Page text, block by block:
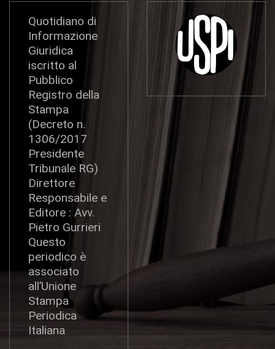
Quotidiano di
Informazione
Giuridica
iscritto al
Pubblico
Registro della
Stampa
(Decreto n.
1306/2017
Presidente
Tribunale RG)
Direttore
Responsabile e
Editore : Avv.
Pietro Gurrieri
Questo
periodico è
associato
all’Unione
Stampa
Periodica
Italiana